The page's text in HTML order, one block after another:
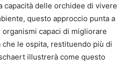
capacità delle orchidee di vivere
questo approccio punta a
capaci di migliorare
che le ospita, restituendo più di
illustrerà come questo